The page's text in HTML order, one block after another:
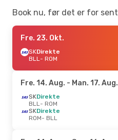
Book nu, før det er for sent
Fre. 23. Okt.
SKDirekte
BLL- ROM
Fre. 14. Aug. - Man. 17. Aug.
SKDirekte
BLL- ROM
SKDirekte
ROM- BLL